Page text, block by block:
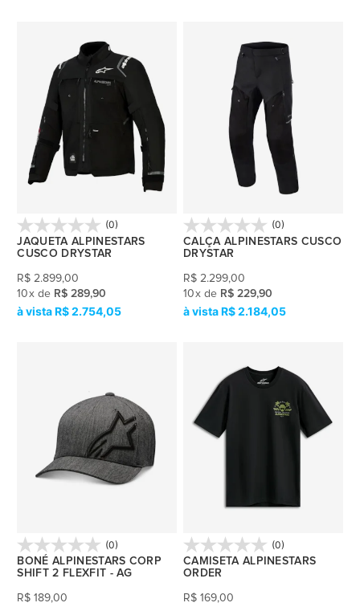
(0)
JAQUETA ALPINESTARS
CUSCO DRYSTAR
R$ 2.899,00
10x de R$ 289,90
R$ 2.754,05
(0)
CALÇA ALPINESTARS CUSCO
DRYSTAR
R$ 2.299,00
10x de R$ 229,90
R$ 2.184,05
(0)
BONÉ ALPINESTARS CORP
SHIFT 2 FLEXFIT - AG
R$ 189,00
(0)
CAMISETA ALPINESTARS
ORDER
R$ 169,00